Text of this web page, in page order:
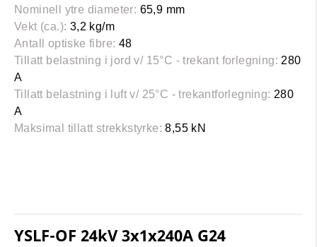
Nominell ytre diameter: 65,9 mm
Vekt (ca.): 3,2 kg/m
Antall optiske fibre: 48
Tillatt belastning i jord v/ 15°C - trekant forlegning: 280
A
Tillatt belastning i luft v/ 25°C - trekantforlegning: 280
A
Maksimal tillatt strekkstyrke: 8,55 kN
YSLF-OF 24kV 3x1x240A G24